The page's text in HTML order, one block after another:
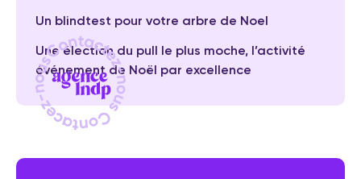
Un blindtest pour votre arbre de Noel
Une élection du pull le plus moche, l’activité
événement de Noël par excellence